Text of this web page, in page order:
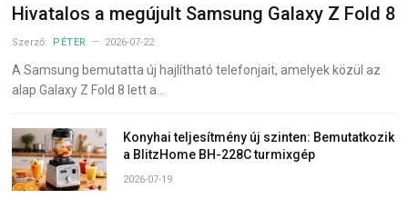
Hivatalos a megújult Samsung Galaxy Z Fold 8
Szerző: PÉTER 2026-07-22
A Samsung bemutatta új hajlítható telefonjait, amelyek közül az
alap Galaxy Z Fold 8 lett a…
Konyhai teljesítmény új szinten: Bemutatkozik
a BlitzHome BH-228C turmixgép
2026-07-19